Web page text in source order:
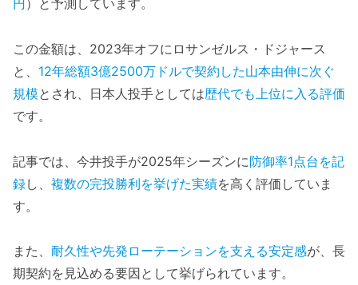
円）と予測しています。
この金額は、2023年オフにロサンゼルス・ドジャース
と、 12年総額3億2500万ドルで契約した山本由伸に次ぐ
規模とされ、日本人投手としては歴代でも上位に入る評価
です。
記事では、今井投手が2025年シーズンに防御率1点台を記
録し、 複数の完投勝利を挙げた実績を高く評価していま
す。
また、 耐久性や先発ローテーションを支える安定感が、長
期契約を見込める要因として挙げられています。